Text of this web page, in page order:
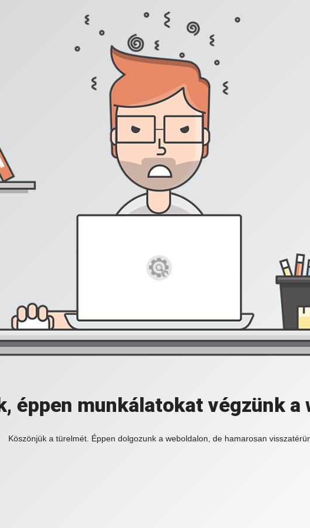
éppen munkálatokat végzünk a
Köszönjük a türelmét. Éppen dolgozunk a weboldalon, de hamarosan